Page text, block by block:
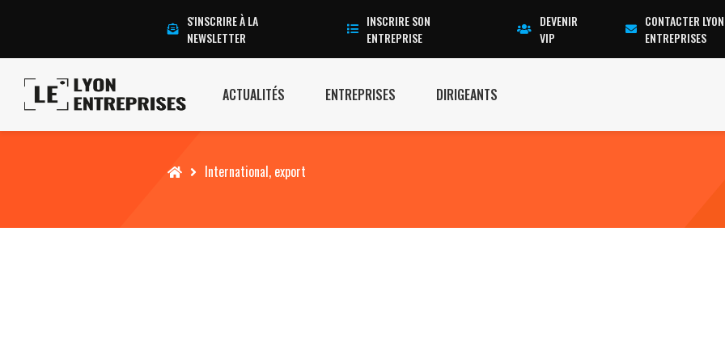
S'INSCRIRE À LA
NEWSLETTER
INSCRIRE SON
ENTREPRISE
DEVENIR
VIP
CONTACTER LYON
ENTREPRISES
ACTUALITÉS ENTREPRISES DIRIGEANTS
Accueil International, export